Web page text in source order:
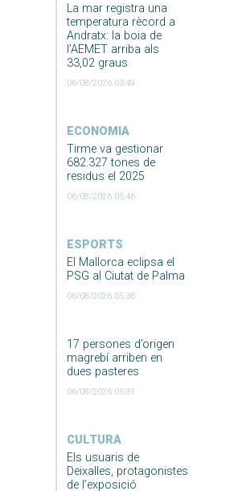
La mar registra una
temperatura rècord a
Andratx: la boia de
l’AEMET arriba als
33,02 graus
06/08/2026 03:49
ECONOMIA
Tirme va gestionar
682.327 tones de
residus el 2025
06/08/2026 05:46
ESPORTS
El Mallorca eclipsa el
PSG al Ciutat de Palma
06/08/2026 05:36
17 persones d’origen
magrebí arriben en
dues pasteres
06/08/2026 05:31
CULTURA
Els usuaris de
Deixalles, protagonistes
de l’exposició